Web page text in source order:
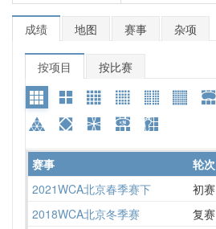
成绩 地图 赛事 杂项
按项目 按比赛
赛事 轮次
2021WCA北京春季赛下
初赛
2018WCA北京冬季赛 复赛